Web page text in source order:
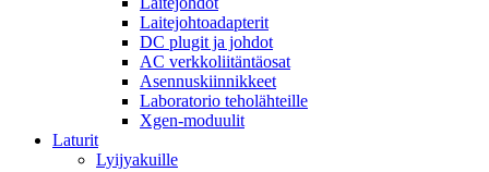
Laitejohtoadapterit
DC plugit ja johdot
AC verkkoliitäntäosat
Asennuskiinnikkeet
Laboratorio teholähteille
Xgen-moduulit
Laturit
Lyijyakuille